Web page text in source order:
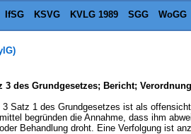
IfSG KSVG KVLG 1989 SGG WoGG
des Grundgesetzes; Bericht;
Satz 1 des Grundgesetzes ist als
begründen die Annahme, dass ihm
Behandlung droht. Eine Verfolgung ist